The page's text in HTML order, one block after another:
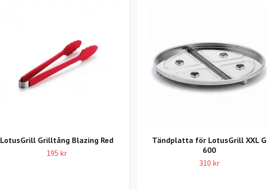
LotusGrill Grilltång Blazing Red
195 kr
Tändplatta för LotusGrill XXL G
600
310 kr